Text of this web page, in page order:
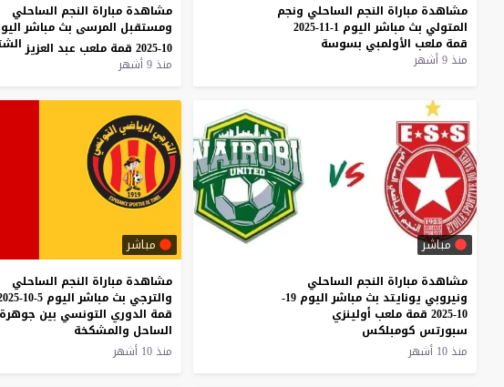
مشاهدة مباراة النجم الساحلي ونجم
المتولي بث مباشر اليوم 1-11-2025
قمة ملعب الأولمبي بسوسة
منذ 9 أشهر
مشاهدة مباراة النجم الساحلي
10-2025 قمة ملعب عبد العزيز
منذ 9 أشهر
مباشر
مشاهدة مباراة النجم الساحلي
ونيروبي يونايتد بث مباشر اليوم 19-
10-2025 قمة ملعب أولينزي
سبورتس كومبلكس
منذ 10 أشهر
مباشر
مشاهدة مباراة النجم الساحلي
والترجي بث مباشر اليوم
قمة الدوري التونسي بين جوهرة
الساحل والمشكخة
منذ 10 أشهر